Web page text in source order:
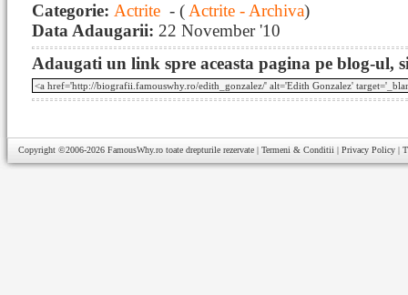
Categorie: Actrite - ( Actrite - Archiva)
Data Adaugarii: 22 November '10
Adaugati un link spre aceasta pagina pe blog-ul,
Copyright ©2006-2026 FamousWhy.ro toate drepturile rezervate | Termeni & Conditii | Privacy Policy |